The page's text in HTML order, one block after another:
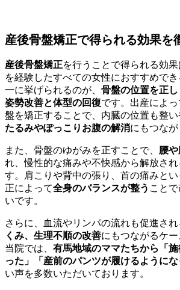
産後骨盤矯正で得られる効果を
産後骨盤矯正を行うことで得られる効
を経験したすべての女性におすすめで
一に挙げられるのが、 骨盤の位置を正
姿勢改善と体型の回復です。出産によ
盤を矯正することで、内臓の位置も整い
たるみやぽっこりお腹の解消にもつなが
また、骨盤のゆがみを正すことで、 腰
れ、慢性的な痛みや不快感から解放さ
す。肩こりや背中の張り、首の痛みと
正によって全身のバランスが整う こと
いです。
さらに、血流やリンパの流れも促進され
くみ、生理不順の改善にもつながるケ
当院では、 有馬地域のママたちから「
った」「産前のパンツが履けるようにな
い声を多数いただいております。